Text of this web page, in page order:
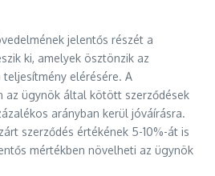
jelentős részét a
ki, amelyek ösztönzik az
elérésére. A
az ügynök által kötött szerződések
arányban kerül jóváírásra.
szerződés értékének 5-10%-át is
mértékben növelheti az ügynök